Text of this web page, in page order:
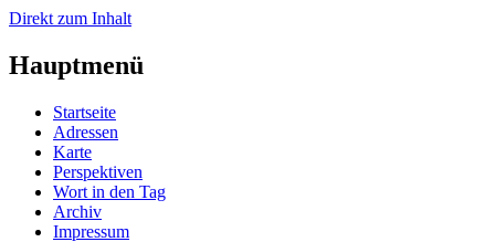
Direkt zum Inhalt
Hauptmenü
Startseite
Adressen
Karte
Perspektiven
Wort in den Tag
Archiv
Impressum